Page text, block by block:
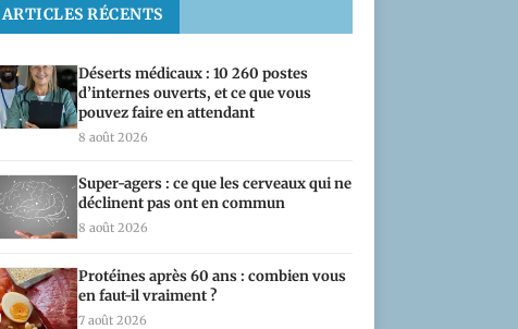
ARTICLES RÉCENTS
Déserts médicaux : 10 260 postes
d’internes ouverts, et ce que vous
pouvez faire en attendant
8 août 2026
Super-agers : ce que les cerveaux qui ne
déclinent pas ont en commun
8 août 2026
Protéines après 60 ans : combien vous
en faut-il vraiment ?
7 août 2026